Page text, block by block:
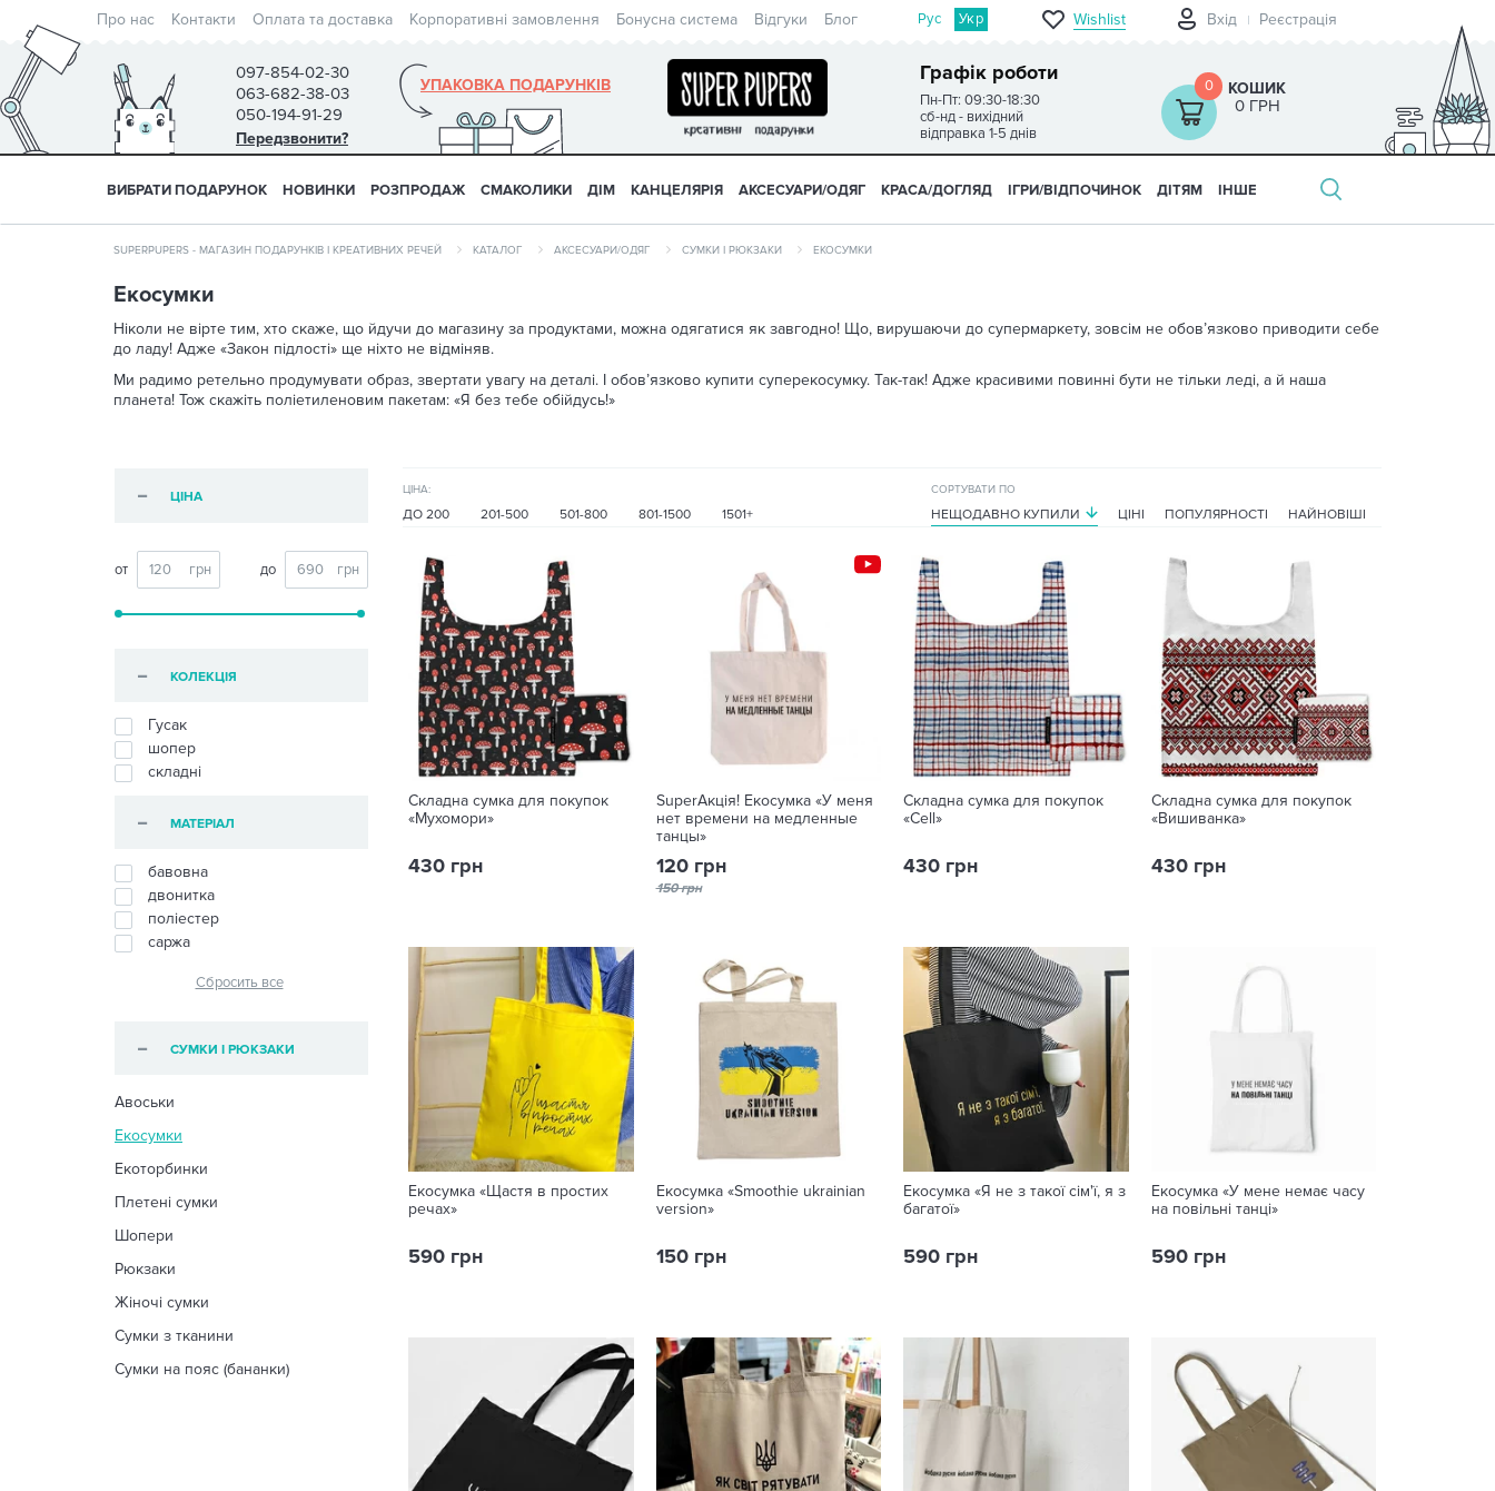
Про нас Контакти Оплата та доставка Корпоративні замовлення Бонусна система Відгуки Блог Рус Укр Wishlist Вхід Реєстрація
097-854-02-30
063-682-38-03
050-194-91-29
Передзвонити?
Графік роботи
Пн-Пт: 09:30-18:30
сб-нд - вихідний
відправка 1-5 днів
УПАКОВКА ПОДАРУНКІВ 0 КОШИК
0 ГРН
ВИБРАТИ ПОДАРУНОК НОВИНКИ РОЗПРОДАЖ СМАКОЛИКИ ДІМ КАНЦЕЛЯРІЯ АКСЕСУАРИ/ОДЯГ КРАСА/ДОГЛЯД ІГРИ/ВІДПОЧИНОК ДІТЯМ ІНШЕ
SUPERPUPERS - МАГАЗИН ПОДАРУНКІВ І КРЕАТИВНИХ РЕЧЕЙ КАТАЛОГ АКСЕСУАРИ/ОДЯГ СУМКИ І РЮКЗАКИ ЕКОСУМКИ
Екосумки
Ніколи не вірте тим, хто скаже, що йдучи до магазину за продуктами, можна одягатися як завгодно! Що, вирушаючи до супермаркету, зовсім не обов’язково приводити себе
до ладу! Адже «Закон підлості» ще ніхто не відміняв.
Ми радимо ретельно продумувати образ, звертати увагу на деталі. І обов’язково купити суперекосумку. Так-так! Адже красивими повинні бути не тільки леді, а й наша
планета! Тож скажіть поліетиленовим пакетам: «Я без тебе обійдусь!»
ЦІНА
от до
КОЛЕКЦІЯ
Гусак
шопер
складні
МАТЕРІАЛ
бавовна
двонитка
поліестер
саржа
Сбросить все
СУМКИ І РЮКЗАКИ
Авоськи
Екосумки
Екоторбинки
Плетені сумки
Шопери
Рюкзаки
Жіночі сумки
Сумки з тканини
Сумки на пояс (бананки)
ЦІНА:
ДО 200 201-500 501-800 801-1500 1501+
СОРТУВАТИ ПО
НЕЩОДАВНО КУПИЛИ ЦІНІ ПОПУЛЯРНОСТІ НАЙНОВІШІ
Складна сумка для покупок
«Мухомори»
430 грн
SuperАкція! Екосумка «У меня
нет времени на медленные
танцы»
120 грн
150 грн
Складна сумка для покупок
«Cell»
430 грн
Складна сумка для покупок
«Вишиванка»
430 грн
Екосумка «Щастя в простих
речах»
590 грн
Екосумка «Smoothie ukrainian
version»
150 грн
Екосумка «Я не з такої сім'ї, я з
багатої»
590 грн
Екосумка «У мене немає часу
на повільні танці»
590 грн